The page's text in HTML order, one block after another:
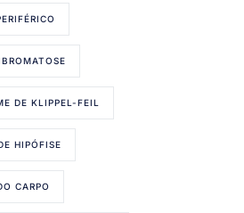
DE KLIPPEL-FEIL
HIPÓFISE
CARPO